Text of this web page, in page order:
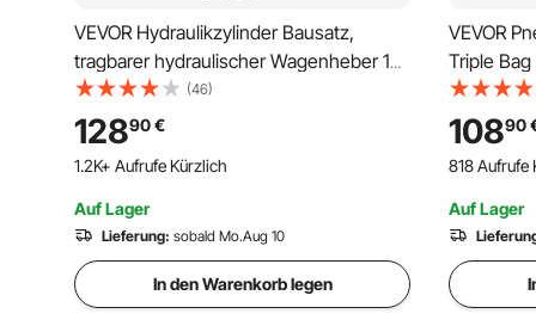
VEVOR Hydraulikzylinder Bausatz,
tragbarer hydraulischer Wagenheber 12
t, mit 1,4 m Ölschlauch,
Autokarosserierahmen-Reparaturset mit
Aufbewahrungskoffer für Autoreparatur,
Lkw, Bauernhof, Orange
(46)
12890€
1.2K+ Aufrufe Kürzlich
Auf Lager
Lieferung: sobald Mo.Aug 10
In den Warenkorb legen
VEVOR
Triple
Luftheber
Luftheber
10890
818 Aufrufe
Auf Lager